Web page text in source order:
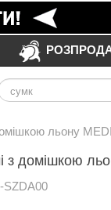
льону
з домішкою
SZDA00